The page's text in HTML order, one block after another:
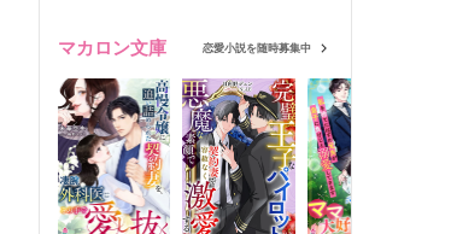
マカロン文庫 恋愛小説を随時募集中